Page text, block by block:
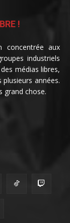
!
concentrée aux
industriels
médias libres,
plusieurs années.
grand chose.